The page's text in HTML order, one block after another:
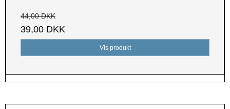
44,00 DKK
39,00 DKK
Vis produkt